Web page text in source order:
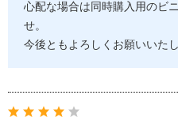
心配な場合は同時購入用のビ
せ。
今後ともよろしくお願いいたし